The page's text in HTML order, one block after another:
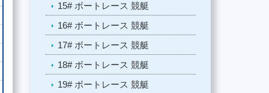
15# ボートレース 競艇
16# ボートレース 競艇
17# ボートレース 競艇
18# ボートレース 競艇
19# ボートレース 競艇